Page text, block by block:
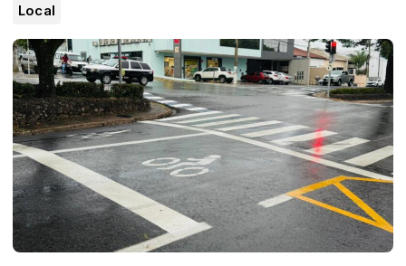
Local